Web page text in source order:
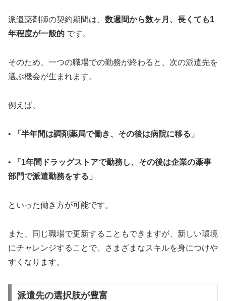
派遣薬剤師の契約期間は、 数週間から数ヶ月、長くても1
年程度が一般的 です。
そのため、一つの職場での勤務が終わると、次の派遣先を
選ぶ機会が生まれます。
例えば、
• 「半年間は調剤薬局で働き、その後は病院に移る」
•
「1年間ドラッグストアで勤務し、その後は企業の薬事
部門で派遣勤務をする」
といった働き方が可能です。
また、同じ職場で更新することもできますが、新しい環境
にチャレンジすることで、さまざまなスキルを身につけや
すくなります。
派遣先の選択肢が豊富